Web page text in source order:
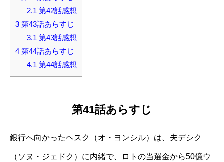
2.1 第42話感想
3 第43話あらすじ
3.1 第43話感想
4 第44話あらすじ
4.1 第44話感想
第41話あらすじ
銀行へ向かったヘスク（オ・ヨンシル）は、夫デシク
（ソヌ・ジェドク）に内緒で、ロトの当選金から50億ウ